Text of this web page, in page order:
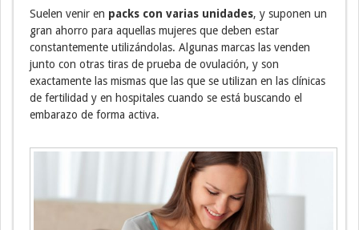
Suelen venir en packs con varias unidades, y suponen un
gran ahorro para aquellas mujeres que deben estar
constantemente utilizándolas. Algunas marcas las venden
junto con otras tiras de prueba de ovulación, y son
exactamente las mismas que las que se utilizan en las clínicas
de fertilidad y en hospitales cuando se está buscando el
embarazo de forma activa.